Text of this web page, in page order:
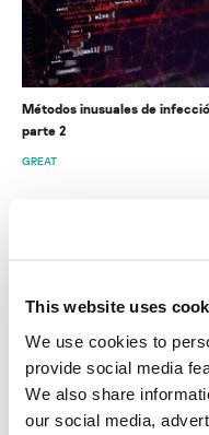
This website uses
We use cookies to
provide social media
We also share
our social media,
Métodos inusuales de
parte 2
GREAT
BlindEagle vuela alto en
Kaspersky proporciona
del APT BlindEagle. Grupo
individuos en Colombia,
América Latina.